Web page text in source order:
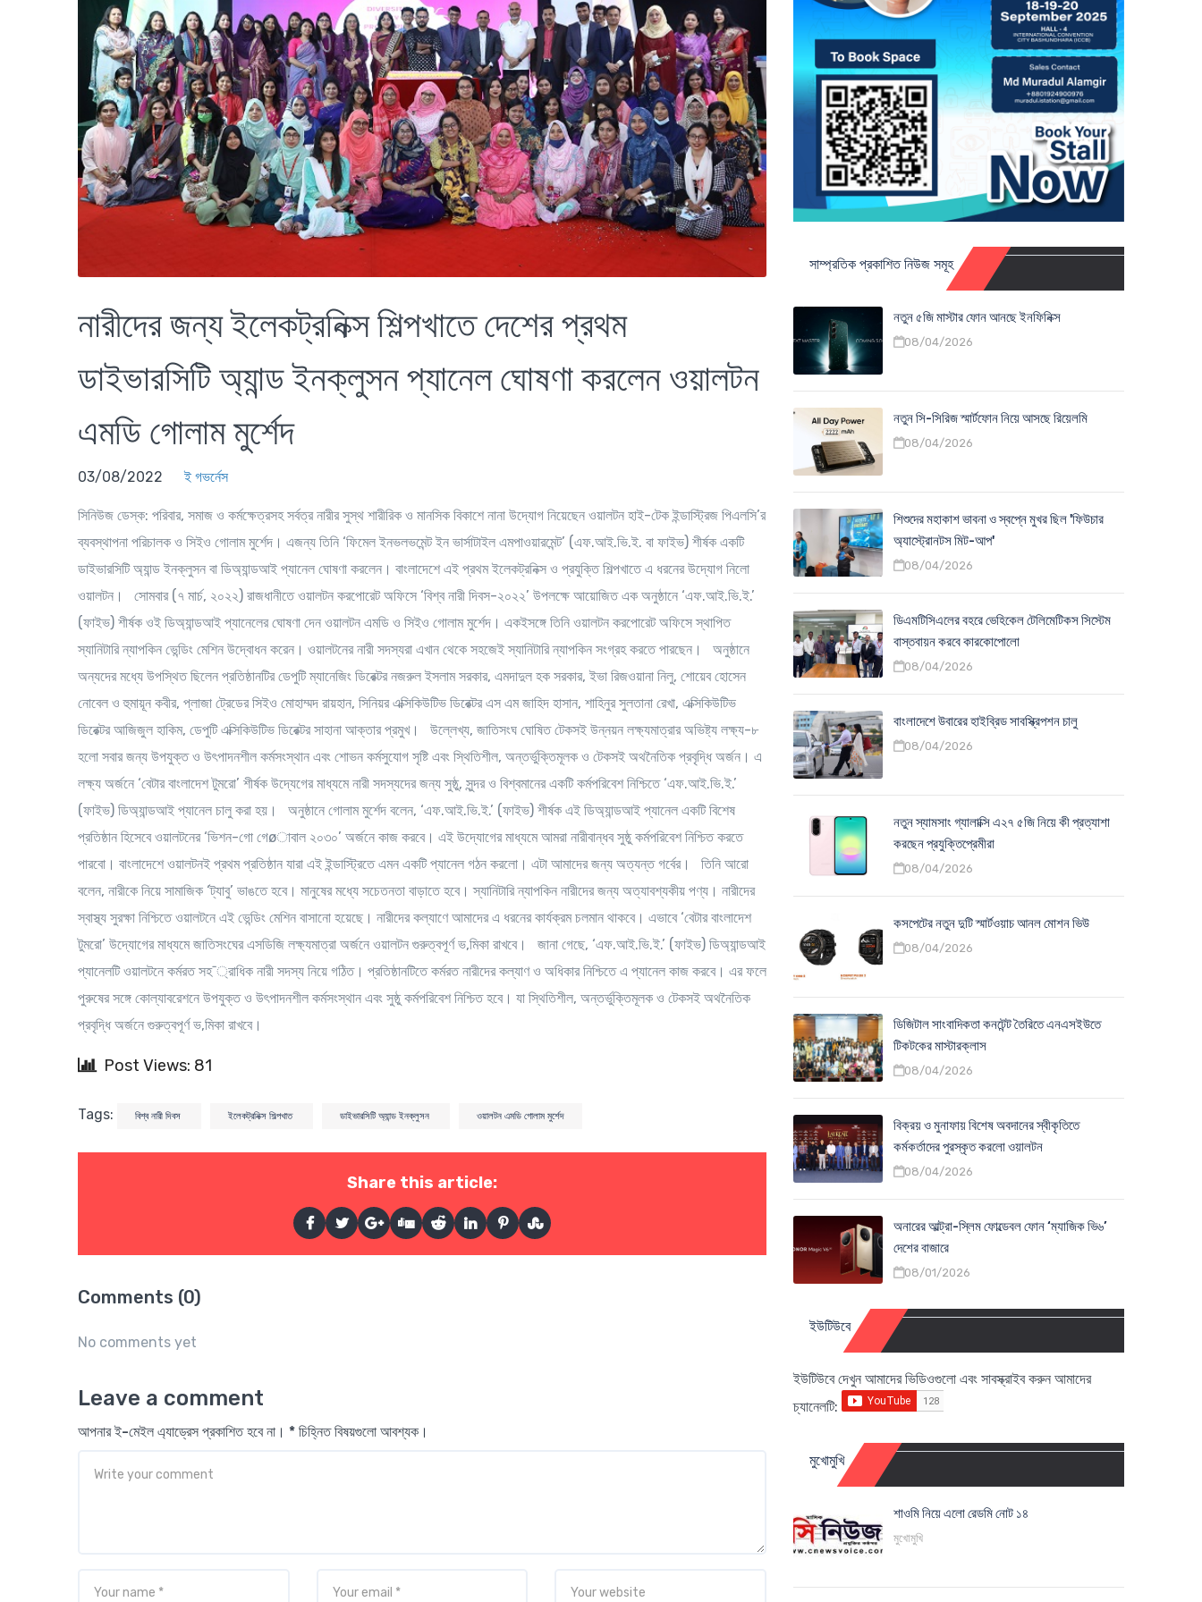
নারীদের জন্য ইলেকট্রনিক্স শিল্পখাতে দেশের প্রথম
ডাইভারসিটি অ্যান্ড ইনক্লুসন প্যানেল ঘোষণা করলেন ওয়ালটন
এমডি গোলাম মুর্শেদ
03/08/2022 ই গভর্নেস
সিনিউজ ডেস্ক: পরিবার, সমাজ ও কর্মক্ষেত্রসহ সর্বত্র নারীর সুস্থ শারীরিক ও মানসিক বিকাশে নানা উদ্যোগ নিয়েছেন ওয়ালটন হাই-টেক ইন্ডাস্ট্রিজ পিএলসি’র
ব্যবস্থাপনা পরিচালক ও সিইও গোলাম মুর্শেদ। এজন্য তিনি ‘ফিমেল ইনভলভমেন্ট ইন ভার্সাটাইল এমপাওয়ারমেন্ট’ (এফ.আই.ভি.ই. বা ফাইভ) শীর্ষক একটি
ডাইভারসিটি অ্যান্ড ইনক্লুসন বা ডিঅ্যান্ডআই প্যানেল ঘোষণা করলেন। বাংলাদেশে এই প্রথম ইলেকট্রনিক্স ও প্রযুক্তি শিল্পখাতে এ ধরনের উদ্যোগ নিলো
ওয়ালটন। সোমবার (৭ মার্চ, ২০২২) রাজধানীতে ওয়ালটন করপোরেট অফিসে ‘বিশ্ব নারী দিবস-২০২২’ উপলক্ষে আয়োজিত এক অনুষ্ঠানে ‘এফ.আই.ভি.ই.’
(ফাইভ) শীর্ষক ওই ডিঅ্যান্ডআই প্যানেলের ঘোষণা দেন ওয়ালটন এমডি ও সিইও গোলাম মুর্শেদ। একইসঙ্গে তিনি ওয়ালটন করপোরেট অফিসে স্থাপিত
স্যানিটারি ন্যাপকিন ভেন্ডিং মেশিন উদ্বোধন করেন। ওয়ালটনের নারী সদস্যরা এখান থেকে সহজেই স্যানিটারি ন্যাপকিন সংগ্রহ করতে পারছেন। অনুষ্ঠানে
অন্যদের মধ্যে উপস্থিত ছিলেন প্রতিষ্ঠানটির ডেপুটি ম্যানেজিং ডিরেক্টর নজরুল ইসলাম সরকার, এমদাদুল হক সরকার, ইভা রিজওয়ানা নিলু, শোয়েব হোসেন
নোবেল ও হুমায়ূন কবীর, প্লাজা ট্রেডের সিইও মোহাম্মদ রায়হান, সিনিয়র এক্সিকিউটিভ ডিরেক্টর এস এম জাহিদ হাসান, শাহিনুর সুলতানা রেখা, এক্সিকিউটিভ
ডিরেক্টর আজিজুল হাকিম, ডেপুটি এক্সিকিউটিভ ডিরেক্টর সাহানা আক্তার প্রমুখ। উল্লেখ্য, জাতিসংঘ ঘোষিত টেকসই উন্নয়ন লক্ষ্যমাত্রার অভিষ্ট্য লক্ষ্য-৮
হলো সবার জন্য উপযুক্ত ও উৎপাদনশীল কর্মসংস্থান এবং শোভন কর্মসুযোগ সৃষ্টি এবং স্থিতিশীল, অন্তর্ভুক্তিমূলক ও টেকসই অথনৈতিক প্রবৃদ্ধি অর্জন। এ
লক্ষ্য অর্জনে ‘বেটার বাংলাদেশ টুমরো’ শীর্ষক উদ্যেগের মাধ্যমে নারী সদস্যদের জন্য সুষ্ঠু, সুন্দর ও বিশ্বমানের একটি কর্মপরিবেশ নিশ্চিতে ‘এফ.আই.ভি.ই.’
(ফাইভ) ডিঅ্যান্ডআই প্যানেল চালু করা হয়। অনুষ্ঠানে গোলাম মুর্শেদ বলেন, ‘এফ.আই.ভি.ই.’ (ফাইভ) শীর্ষক এই ডিঅ্যান্ডআই প্যানেল একটি বিশেষ
প্রতিষ্ঠান হিসেবে ওয়ালটনের ‘ভিশন-গো গেøাবাল ২০৩০’ অর্জনে কাজ করবে। এই উদ্যোগের মাধ্যমে আমরা নারীবান্ধব সুষ্ঠু কর্মপরিবেশ নিশ্চিত করতে
পারবো। বাংলাদেশে ওয়ালটনই প্রথম প্রতিষ্ঠান যারা এই ইন্ডাস্ট্রিতে এমন একটি প্যানেল গঠন করলো। এটা আমাদের জন্য অত্যন্ত গর্বের। তিনি আরো
বলেন, নারীকে নিয়ে সামাজিক ‘ট্যাবু’ ভাঙতে হবে। মানুষের মধ্যে সচেতনতা বাড়াতে হবে। স্যানিটারি ন্যাপকিন নারীদের জন্য অত্যাবশ্যকীয় পণ্য। নারীদের
স্বাস্থ্য সুরক্ষা নিশ্চিতে ওয়ালটনে এই ভেন্ডিং মেশিন বাসানো হয়েছে। নারীদের কল্যাণে আমাদের এ ধরনের কার্যক্রম চলমান থাকবে। এভাবে ‘বেটার বাংলাদেশ
টুমরো’ উদ্যোগের মাধ্যমে জাতিসংঘের এসডিজি লক্ষ্যমাত্রা অর্জনে ওয়ালটন গুরুত্বপূর্ণ ভ‚মিকা রাখবে। জানা গেছে, ‘এফ.আই.ভি.ই.’ (ফাইভ) ডিঅ্যান্ডআই
প্যানেলটি ওয়ালটনে কর্মরত সহ¯্রাধিক নারী সদস্য নিয়ে গঠিত। প্রতিষ্ঠানটিতে কর্মরত নারীদের কল্যাণ ও অধিকার নিশ্চিতে এ প্যানেল কাজ করবে। এর ফলে
পুরুষের সঙ্গে কোল্যাবরেশনে উপযুক্ত ও উৎপাদনশীল কর্মসংস্থান এবং সুষ্ঠু কর্মপরিবেশ নিশ্চিত হবে। যা স্থিতিশীল, অন্তর্ভুক্তিমূলক ও টেকসই অথনৈতিক
প্রবৃদ্ধি অর্জনে গুরুত্বপূর্ণ ভ‚মিকা রাখবে।
Post Views: 81
Tags: বিশ্ব নারী দিবস ইলেকট্রনিক্স শিল্পখাত ডাইভারসিটি অ্যান্ড ইনক্লুসন ওয়ালটন এমডি গোলাম মুর্শেদ
Share this article:
Comments (0)
No comments yet
Leave a comment
আপনার ই-মেইল এ্যাড্রেস প্রকাশিত হবে না। * চিহ্নিত বিষয়গুলো আবশ্যক।
সাম্প্রতিক প্রকাশিত নিউজ সমূহ
নতুন ৫জি মাস্টার ফোন আনছে ইনফিনিক্স
08/04/2026
নতুন সি-সিরিজ স্মার্টফোন নিয়ে আসছে রিয়েলমি
08/04/2026
শিশুদের মহাকাশ ভাবনা ও স্বপ্নে মুখর ছিল 'ফিউচার
অ্যাস্ট্রোনটস মিট-আপ'
08/04/2026
ডিএমটিসিএলের বহরে ভেহিকেল টেলিমেটিকস সিস্টেম
বাস্তবায়ন করবে কারকোপোলো
08/04/2026
বাংলাদেশে উবারের হাইব্রিড সাবস্ক্রিপশন চালু
08/04/2026
নতুন স্যামসাং গ্যালাক্সি এ২৭ ৫জি নিয়ে কী প্রত্যাশা
করছেন প্রযুক্তিপ্রেমীরা
08/04/2026
কসপেটের নতুন দুটি স্মার্টওয়াচ আনল মোশন ভিউ
08/04/2026
ডিজিটাল সাংবাদিকতা কনটেন্ট তৈরিতে এনএসইউতে
টিকটকের মাস্টারক্লাস
08/04/2026
বিক্রয় ও মুনাফায় বিশেষ অবদানের স্বীকৃতিতে
কর্মকর্তাদের পুরস্কৃত করলো ওয়ালটন
08/04/2026
অনারের আল্ট্রা-স্লিম ফোল্ডেবল ফোন ‘ম্যাজিক ভি৬’
দেশের বাজারে
08/01/2026
ইউটিউবে
ইউটিউবে দেখুন আমাদের ভিডিওগুলো এবং সাবস্ক্রাইব করুন আমাদের
চ্যানেলটি:
মুখোমুখি
শাওমি নিয়ে এলো রেডমি নোট ১৪
মুখোমুখি